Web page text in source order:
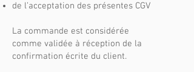
de l’acceptation des présentes CGV
La commande est considérée
comme validée à réception de la
confirmation écrite du client.